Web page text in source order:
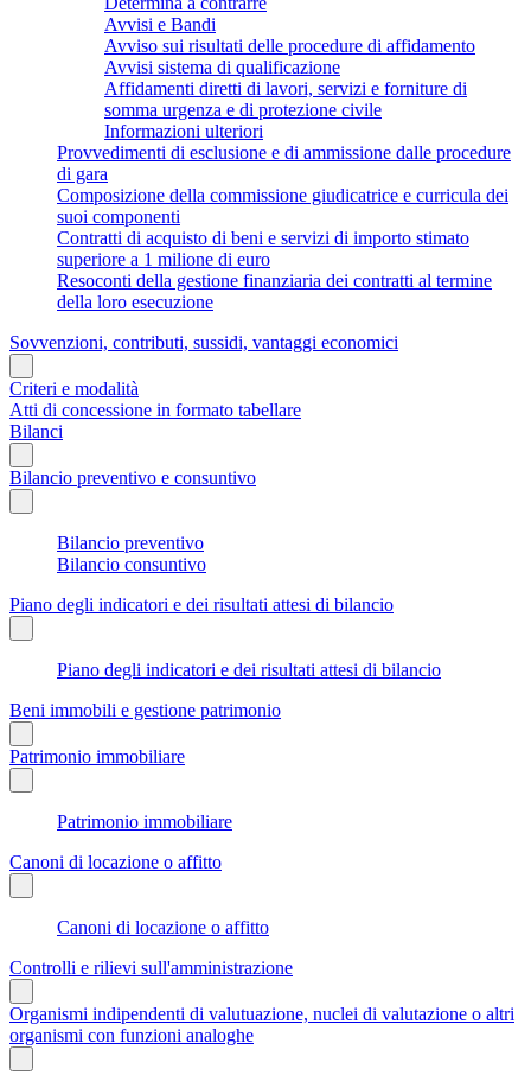
Avvisi e Bandi
Avviso sui risultati delle procedure di affidamento
Avvisi sistema di qualificazione
Affidamenti diretti di lavori, servizi e forniture di
somma urgenza e di protezione civile
Informazioni ulteriori
Provvedimenti di esclusione e di ammissione dalle procedure
di gara
Composizione della commissione giudicatrice e curricula dei
suoi componenti
Contratti di acquisto di beni e servizi di importo stimato
superiore a 1 milione di euro
Resoconti della gestione finanziaria dei contratti al termine
della loro esecuzione
Sovvenzioni, contributi, sussidi, vantaggi economici
Criteri e modalità
Atti di concessione in formato tabellare
Bilanci
Bilancio preventivo e consuntivo
Bilancio preventivo
Bilancio consuntivo
Piano degli indicatori e dei risultati attesi di bilancio
Piano degli indicatori e dei risultati attesi di bilancio
Beni immobili e gestione patrimonio
Patrimonio immobiliare
Patrimonio immobiliare
Canoni di locazione o affitto
Canoni di locazione o affitto
Controlli e rilievi sull'amministrazione
Organismi indipendenti di valutuazione, nuclei di valutazione o altri
organismi con funzioni analoghe